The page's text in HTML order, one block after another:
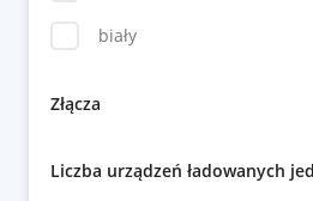
biały
Złącza
Liczba urządzeń ładowanych